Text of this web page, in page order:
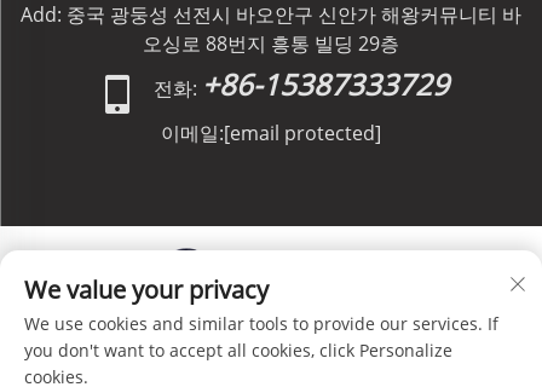
Add: 중국 광둥성 선전시 바오안구 신안가 해왕커뮤니티 바
오싱로 88번지 흥통 빌딩 29층
전화: +86-15387333729
이메일:[email protected]
저작권 © C&C GLOBAL Logistics Co., Limited 판권 소
개인정보 처리방침
We value your privacy
We use cookies and similar tools to provide our services. If
you don't want to accept all cookies, click Personalize
cookies.